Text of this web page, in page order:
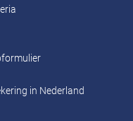
in Nederland